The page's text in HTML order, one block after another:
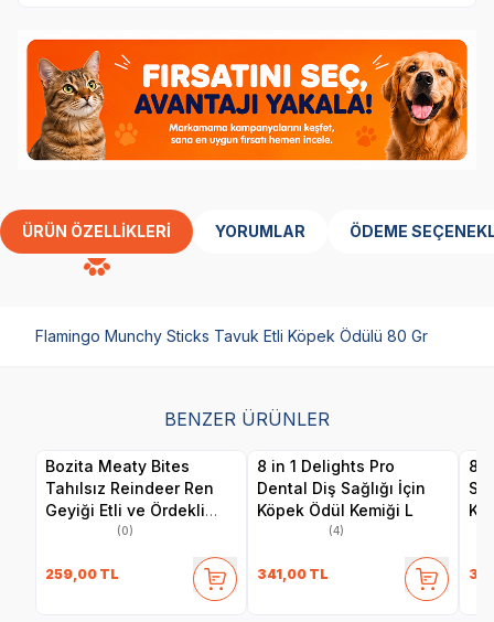
ÜRÜN ÖZELLIKLERI YORUMLAR ÖDEME
Flamingo Munchy Sticks Tavuk Etli Köpek Ödülü 80 Gr
BENZER ÜRÜNLER
Bozita Meaty Bites
Tahılsız Reindeer Ren
Geyiği Etli ve Ördekli
Köpek Ödül Maması 70
(0)
259,00 TL
8 in 1 Delights Pro
Dental Diş Sağlığı İçin
Köpek Ödül Kemiği L
(4)
341,00 TL
8